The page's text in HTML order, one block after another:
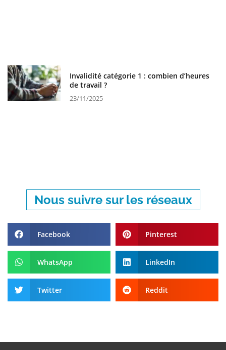
Invalidité catégorie 1 : combien d’heures
de travail ?
23/11/2025
Nous suivre sur les réseaux
Facebook Pinterest
WhatsApp LinkedIn
Twitter Reddit